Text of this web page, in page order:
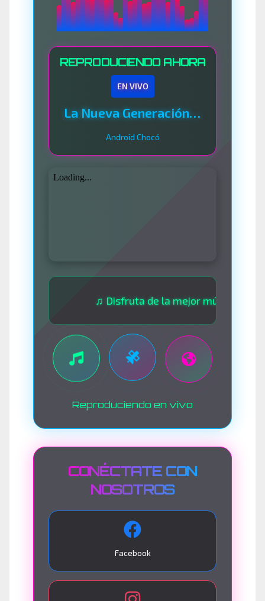
REPRODUCIENDO AHORA
EN VIVO
La Nueva Generación Del Sistema
Android Chocó
♫ Disfruta de la mejor música las 24
Reproduciendo en vivo
CONÉCTATE CON
NOSOTROS
Facebook